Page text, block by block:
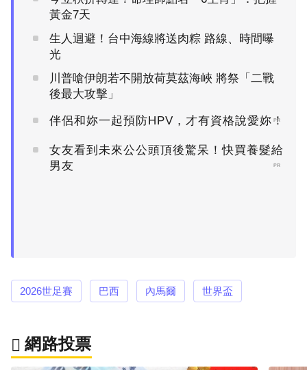
黃金7天
生人迴避！台中海線將送肉粽 路線、時間曝
光
川普嗆伊朗若不開放荷莫茲海峽 將祭「二戰
後最大攻擊」
伴侶和妳一起預防HPV，才有資格說愛妳！
PR
女友看到未來公公頭頂後驚呆！快買養髮給
男友
PR
2026世足賽 巴西 內馬爾 世界盃
網路投票